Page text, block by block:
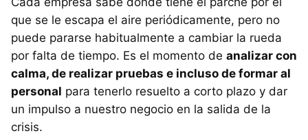
que se le escapa el aire periódicamente, pero no
puede pararse habitualmente a cambiar la rueda
por falta de tiempo. Es el momento de analizar con
calma, de realizar pruebas e incluso de formar al
personal para tenerlo resuelto a corto plazo y dar
un impulso a nuestro negocio en la salida de la
crisis.